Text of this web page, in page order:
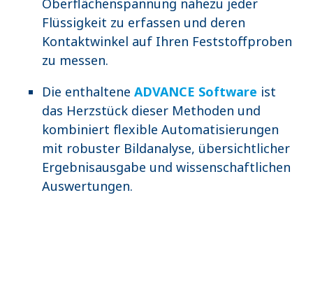
Oberflächenspannung nahezu jeder
Flüssigkeit zu erfassen und deren
Kontaktwinkel auf Ihren Feststoffproben
zu messen.
Die enthaltene ADVANCE Software ist
das Herzstück dieser Methoden und
kombiniert flexible Automatisierungen
mit robuster Bildanalyse, übersichtlicher
Ergebnisausgabe und wissenschaftlichen
Auswertungen.